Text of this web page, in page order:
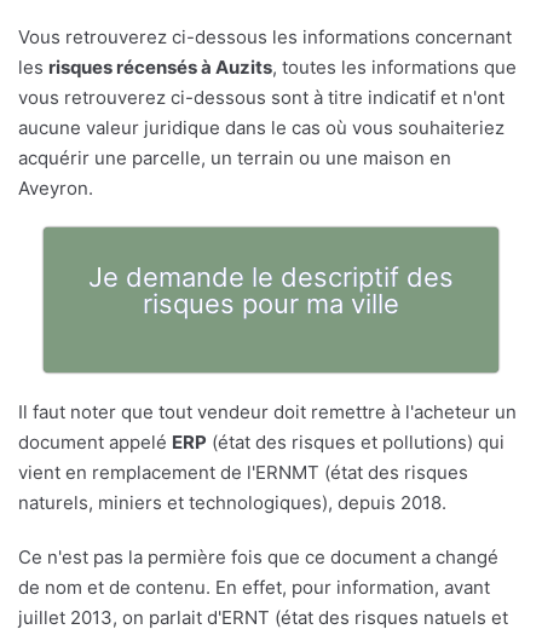
Vous retrouverez ci-dessous les informations concernant
les risques récensés à Auzits, toutes les informations que
vous retrouverez ci-dessous sont à titre indicatif et n'ont
aucune valeur juridique dans le cas où vous souhaiteriez
acquérir une parcelle, un terrain ou une maison en
Aveyron.
Je demande le descriptif des
risques pour ma ville
Il faut noter que tout vendeur doit remettre à l'acheteur un
document appelé ERP (état des risques et pollutions) qui
vient en remplacement de l'ERNMT (état des risques
naturels, miniers et technologiques), depuis 2018.
Ce n'est pas la permière fois que ce document a changé
de nom et de contenu. En effet, pour information, avant
juillet 2013, on parlait d'ERNT (état des risques natuels et